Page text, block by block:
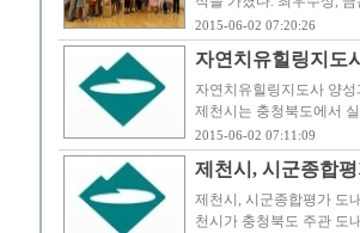
2015-06-02 07:20:26
자연치유힐링지도
자연치유힐링지도사 양
제천시는 충청북도에서
2015-06-02 07:11:09
제천시, 시군종합
제천시, 시군종합평가 도
천시가 충청북도 주관 도